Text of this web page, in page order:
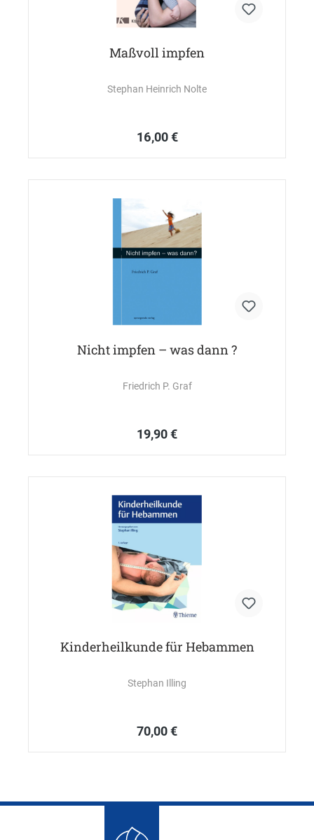
Maßvoll impfen
Stephan Heinrich Nolte
16,00 €
Nicht impfen – was dann ?
Friedrich P. Graf
19,90 €
Kinderheilkunde für Hebammen
Stephan Illing
70,00 €